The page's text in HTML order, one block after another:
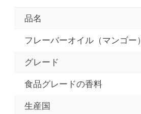
品名
フレーバーオイル（マンゴー）
グレード
食品グレードの香料
生産国